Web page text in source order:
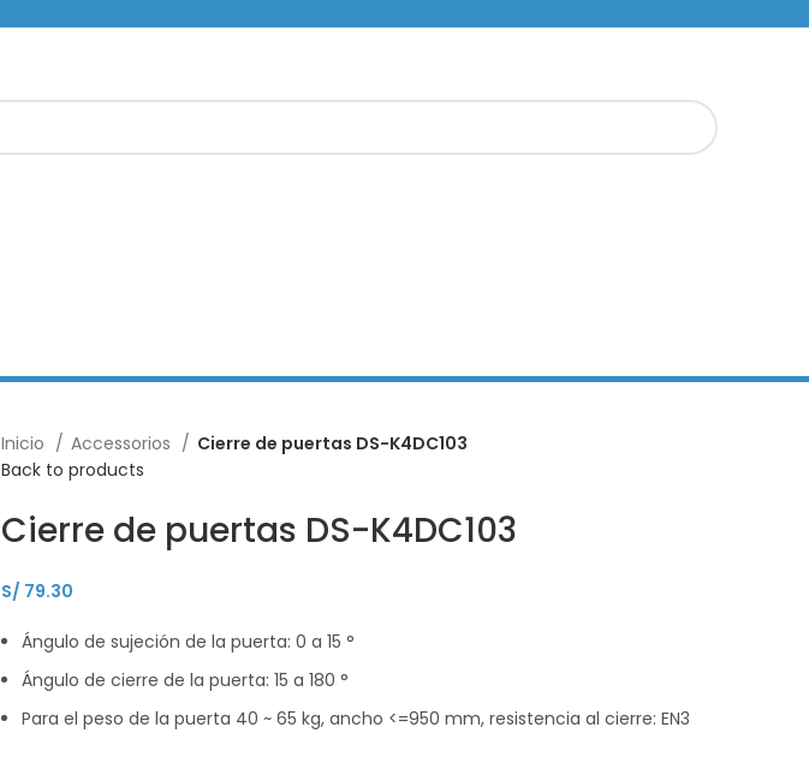
Inicio Accessorios
Cierre de puertas DS-K4DC103
Back to products
Cierre de puertas DS-K4DC103
S/ 79.30
Ángulo de sujeción de la puerta: 0 a 15 °
Ángulo de cierre de la puerta: 15 a 180 °
Para el peso de la puerta 40 ~ 65 kg, ancho <=950 mm, resistencia al cierre: EN3